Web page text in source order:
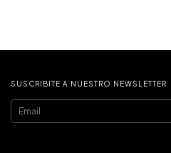
SUSCRIBITE A NUESTRO NEWSLETTER